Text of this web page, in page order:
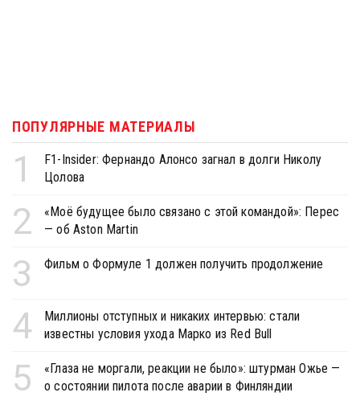
ПОПУЛЯРНЫЕ МАТЕРИАЛЫ
1
F1-Insider: Фернандо Алонсо загнал в долги Николу
Цолова
2
«Моё будущее было связано с этой командой»: Перес
— об Aston Martin
3 Фильм о Формуле 1 должен получить продолжение
4
Миллионы отступных и никаких интервью: стали
известны условия ухода Марко из Red Bull
5
«Глаза не моргали, реакции не было»: штурман Ожье —
о состоянии пилота после аварии в Финляндии